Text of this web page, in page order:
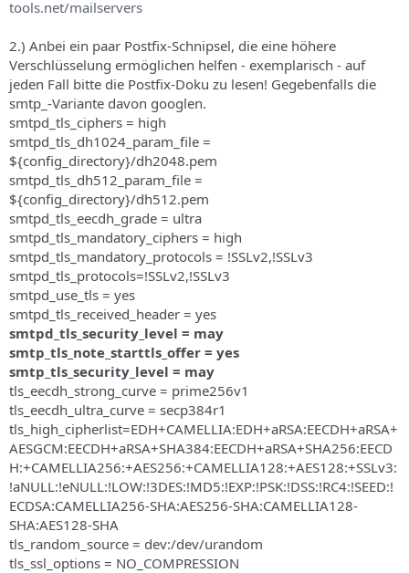
tools.net/mailservers
2.) Anbei ein paar Postfix-Schnipsel, die eine höhere
Verschlüsselung ermöglichen helfen - exemplarisch - auf
jeden Fall bitte die Postfix-Doku zu lesen! Gegebenfalls die
smtp_-Variante davon googlen.
smtpd_tls_ciphers = high
smtpd_tls_dh1024_param_file =
${config_directory}/dh2048.pem
smtpd_tls_dh512_param_file =
${config_directory}/dh512.pem
smtpd_tls_eecdh_grade = ultra
smtpd_tls_mandatory_ciphers = high
smtpd_tls_mandatory_protocols = !SSLv2,!SSLv3
smtpd_tls_protocols=!SSLv2,!SSLv3
smtpd_use_tls = yes
smtpd_tls_received_header = yes
smtpd_tls_security_level = may
smtp_tls_note_starttls_offer = yes
smtp_tls_security_level = may
tls_eecdh_strong_curve = prime256v1
tls_eecdh_ultra_curve = secp384r1
tls_high_cipherlist=EDH+CAMELLIA:EDH+aRSA:EECDH+aRSA+
AESGCM:EECDH+aRSA+SHA384:EECDH+aRSA+SHA256:EECD
H:+CAMELLIA256:+AES256:+CAMELLIA128:+AES128:+SSLv3:
!aNULL:!eNULL:!LOW:!3DES:!MD5:!EXP:!PSK:!DSS:!RC4:!SEED:!
ECDSA:CAMELLIA256-SHA:AES256-SHA:CAMELLIA128-
SHA:AES128-SHA
tls_random_source = dev:/dev/urandom
tls_ssl_options = NO_COMPRESSION